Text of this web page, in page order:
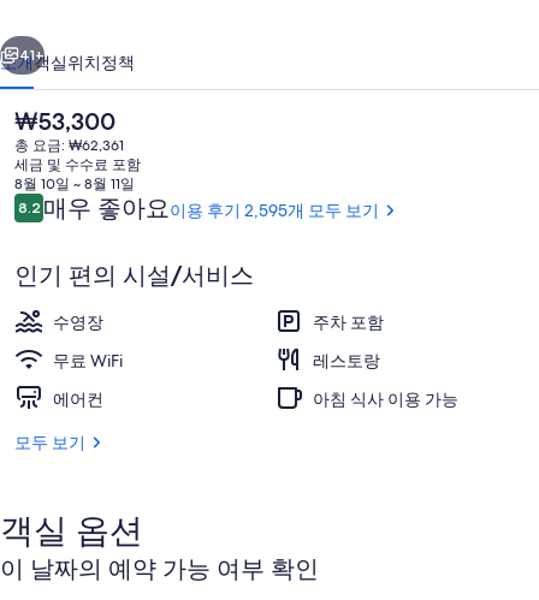
의
사
진
갤
러
아침 식사, 점심 식사 및 저녁 식사 제공
41+
소개객실위치정책
현
재
가
격
은
₩53,300
₩53,300
총 요금: ₩62,361
세금 및 수수료 포함
8월 10일 ~ 8월 11일
이
용
기
8.210점 만점 중 8.2점.
매우 좋아요이용 후기 2,595개 모두 보기
인기 편의 시설/서비스
수영장
주차 포함
무료 WiFi
레스토랑
에어컨
아침 식사 이용 가능
모두 보기
객실 옵션
이 날짜의 예약 가능 여부 확인